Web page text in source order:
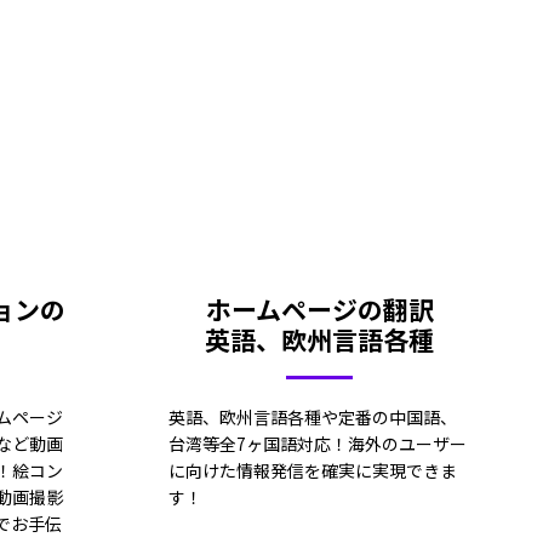
ンの
ページ
ど動画
絵コン
画撮影
お手伝
ホームページの翻訳
英語、欧州言語各種
英語、欧州言語各種や定番の中国語、
台湾等全7ヶ国語対応！海外のユーザー
に向けた情報発信を確実に実現できま
す！